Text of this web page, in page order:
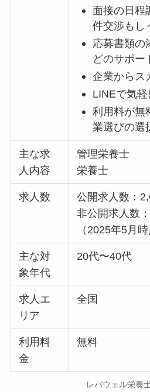
面接の日程
件交渉もし
応募書類の
どのサポー
企業からス
LINEで気
利用料が無
業選びの選
主な求
人内容
管理栄養士
栄養士
求人数
公開求人数：
非公開求人数
（2025年5月時
主な対
象年代
20代〜40代
求人エ
リア
全国
利用料
金
無料
レバウェル栄養